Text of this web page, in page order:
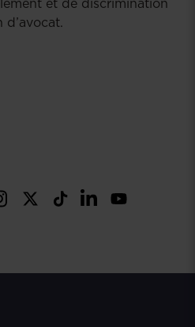
et de discrimination